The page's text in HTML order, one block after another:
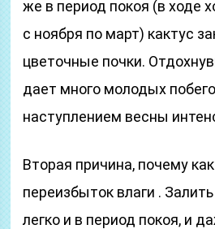
же в период покоя (в ходе
с ноября по март) кактус
цветочные почки.
дает много молодых
наступлением весны
Вторая причина, почему
переизбыток влаги .
легко и в период покоя, и